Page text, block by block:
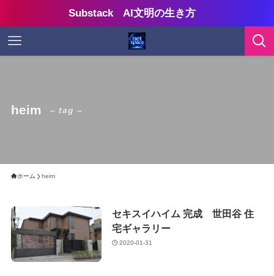
Substack AI文明の生き方
heim – tag –
ホーム heim
セキスイハイム 完成 世田谷 住
宅ギャラリー
2020-01-31